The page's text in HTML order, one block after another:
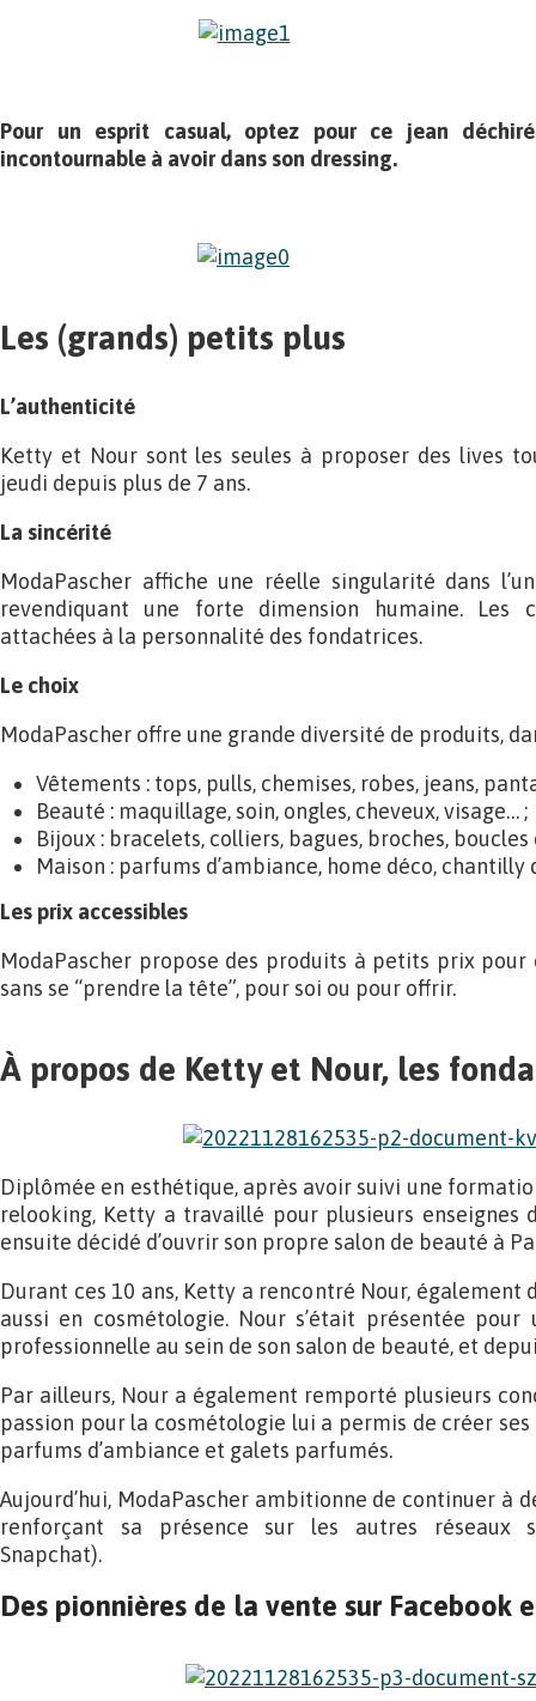
Pour un esprit casual, optez pour ce jean
incontournable à avoir dans son dressing.
Les (grands) petits plus
L’authenticité
Ketty et Nour sont les seules à proposer des lives
jeudi depuis plus de 7 ans.
La sincérité
ModaPascher affiche une réelle singularité dans
revendiquant une forte dimension humaine. Les
attachées à la personnalité des fondatrices.
Le choix
ModaPascher offre une grande diversité de produits,
Vêtements : tops, pulls, chemises, robes, jeans,
Beauté : maquillage, soin, ongles, cheveux, visage… ;
Bijoux : bracelets, colliers, bagues, broches, boucles
Maison : parfums d’ambiance, home déco, chantilly
Les prix accessibles
ModaPascher propose des produits à petits prix pour
sans se “prendre la tête”, pour soi ou pour offrir.
À propos de Ketty et Nour, les
Diplômée en esthétique, après avoir suivi une
relooking, Ketty a travaillé pour plusieurs enseignes
ensuite décidé d’ouvrir son propre salon de beauté à
Durant ces 10 ans, Ketty a rencontré Nour, également
aussi en cosmétologie. Nour s’était présentée
professionnelle au sein de son salon de beauté, et
Par ailleurs, Nour a également remporté plusieurs
passion pour la cosmétologie lui a permis de créer ses
parfums d’ambiance et galets parfumés.
Aujourd’hui, ModaPascher ambitionne de continuer à
renforçant sa présence sur les autres réseaux
Snapchat).
Des pionnières de la vente sur Facebook